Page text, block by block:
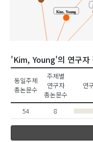
Lee, Soo-Jung
Kim, Byung-Chul
Kim, Young
공동연구
'Kim, Young'의 연구자
동일주제
총논문수
주제별
연구자
총논문수
연
54 8